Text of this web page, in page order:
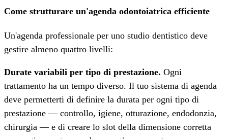
Come strutturare un'agenda odontoiatrica efficiente
Un'agenda professionale per uno studio dentistico deve
gestire almeno quattro livelli:
Durate variabili per tipo di prestazione. Ogni
trattamento ha un tempo diverso. Il tuo sistema di agenda
deve permetterti di definire la durata per ogni tipo di
prestazione — controllo, igiene, otturazione, endodonzia,
chirurgia — e di creare lo slot della dimensione corretta